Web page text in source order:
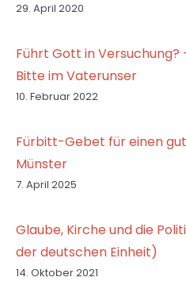
29. April 2020
Führt Gott in Versuchung?
Bitte im Vaterunser
10. Februar 2022
Fürbitt-Gebet für einen
Münster
7. April 2025
Glaube, Kirche und die
der deutschen Einheit)
14. Oktober 2021